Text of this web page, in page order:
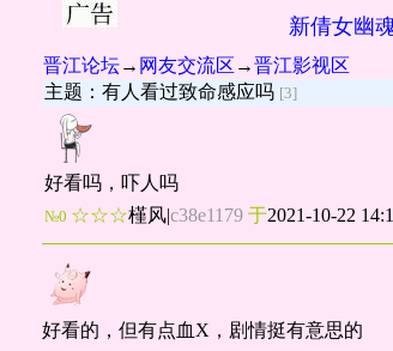
新倩女幽
晋江论坛→ 网友交流区 →晋江影视区
主题：有人看过致命感应吗 [3]
好看吗，吓人吗
№0 ☆☆☆槿风|c38e1179 于2021-10-22
好看的，但有点血X，剧情挺有意思的